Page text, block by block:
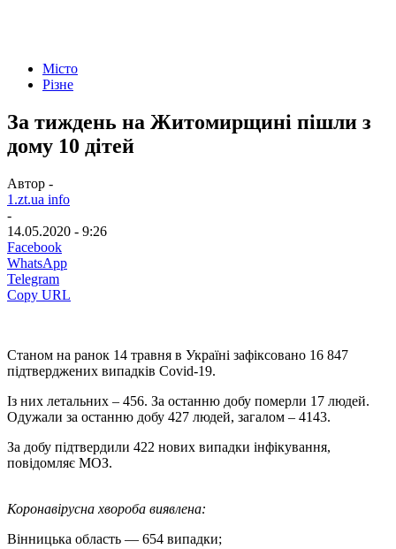
Місто
Різне
За тиждень на Житомирщині пішли з
дому 10 дітей
Автор -
1.zt.ua info
-
14.05.2020 - 9:26
Facebook
WhatsApp
Telegram
Copy URL
Станом на ранок 14 травня в Україні зафіксовано 16 847
підтверджених випадків Covid-19.
Із них летальних – 456. За останню добу померли 17 людей.
Одужали за останню добу 427 людей, загалом – 4143.
За добу підтвердили 422 нових випадки інфікування,
повідомляє МОЗ.
Коронавірусна хвороба виявлена:
Вінницька область — 654 випадки;